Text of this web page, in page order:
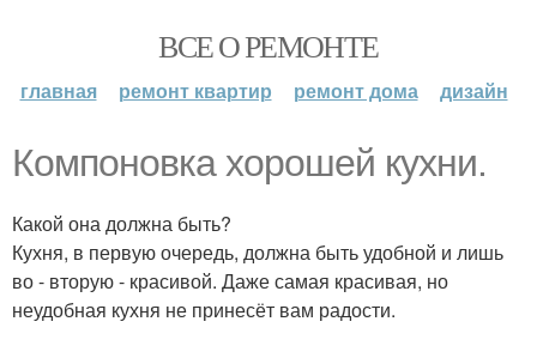
ВСЕ О РЕМОНТЕ
главная ремонт квартир ремонт дома дизайн
Компоновка хорошей кухни.
Какой она должна быть?
Кухня, в первую очередь, должна быть удобной и лишь
во - вторую - красивой. Даже самая красивая, но
неудобная кухня не принесёт вам радости.